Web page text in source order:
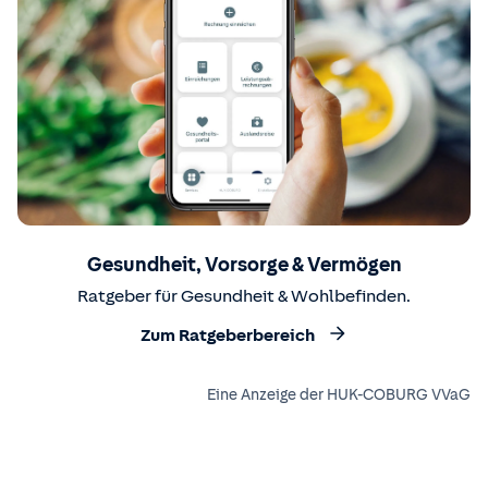
Gesundheit, Vorsorge & Vermögen
Ratgeber für Gesundheit & Wohlbefinden.
Zum Ratgeberbereich
Eine Anzeige der HUK-COBURG VVaG